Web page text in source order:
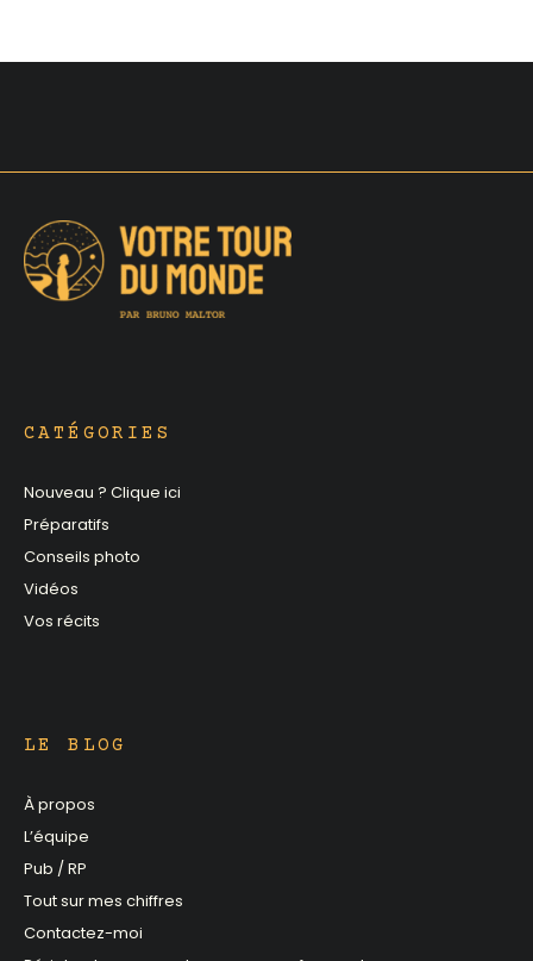
CATÉGORIES
Nouveau ? Clique ici
Préparatifs
Conseils photo
Vidéos
Vos récits
LE BLOG
À propos
L’équipe
Pub / RP
Tout sur mes chiffres
Contactez-moi